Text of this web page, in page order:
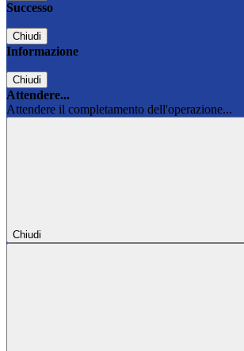
Successo
Chiudi
Informazione
Chiudi
Attendere...
Attendere il completamento dell'operazione...
Chiudi